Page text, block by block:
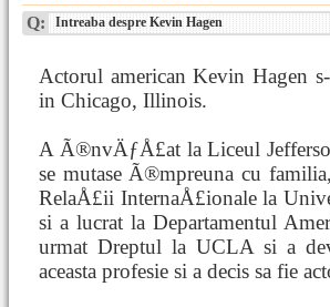
Q: Intreaba despre Kevin Hagen
Actorul american Kevin Hagen
in Chicago, Illinois.
A Ã®nvÄƒÅ£at la Liceul
se mutase Ã®mpreuna cu
RelaÅ£ii InternaÅ£ionale la
si a lucrat la Departamentul
urmat Dreptul la UCLA si a
aceasta profesie si a decis sa fie